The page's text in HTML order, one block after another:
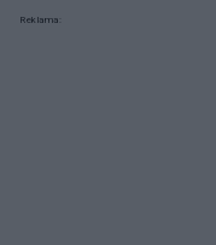
Reklama: